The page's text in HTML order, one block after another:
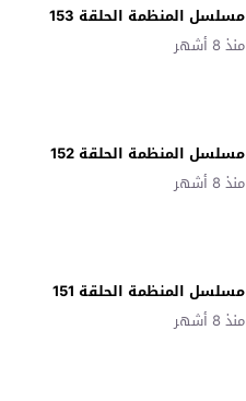
مسلسل المنظمة الحلقة 153
منذ 8 أشهر
مسلسل المنظمة الحلقة 152
منذ 8 أشهر
مسلسل المنظمة الحلقة 151
منذ 8 أشهر